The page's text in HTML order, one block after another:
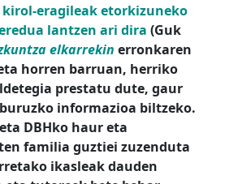
kirol-eragileak etorkizuneko
lantzen ari dira (Guk
elkarrekin erronkaren
horren barruan, herriko
prestatu dute, gaur
informazioa biltzeko.
DBHko haur eta
familia guztiei zuzenduta
ikasleak dauden